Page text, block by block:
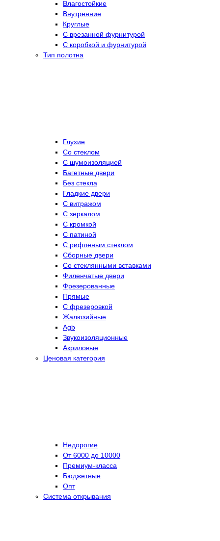
Влагостойкие
Внутренние
Круглые
С врезанной фурнитурой
С коробкой и фурнитурой
Тип полотна
Глухие
Со стеклом
C шумоизоляцией
Багетные двери
Без стекла
Гладкие двери
С витражом
С зеркалом
С кромкой
С патиной
С рифленым стеклом
Сборные двери
Со стеклянными вставками
Филенчатые двери
Фрезерованные
Прямые
С фрезеровкой
Жалюзийные
Agb
Звукоизоляционные
Акриловые
Ценовая категория
Недорогие
От 6000 до 10000
Премиум-класса
Бюджетные
Опт
Система открывания